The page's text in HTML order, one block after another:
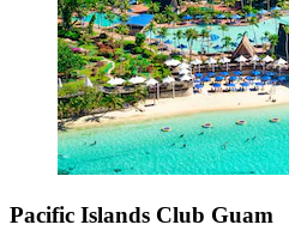
Pacific Islands Club Guam